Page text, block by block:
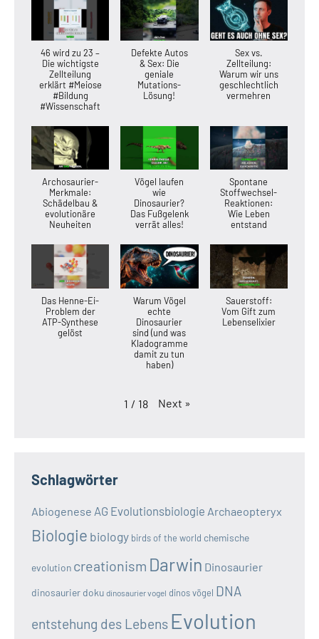
46 wird zu 23 –
Die wichtigste
Zellteilung
erklärt #Meiose
#Bildung
#Wissenschaft
Defekte Autos
& Sex: Die
geniale
Mutations-
Lösung!
Sex vs.
Zellteilung:
Warum wir uns
geschlechtlich
vermehren
Archosaurier-
Merkmale:
Schädelbau &
evolutionäre
Neuheiten
Vögel laufen
wie
Dinosaurier?
Das Fußgelenk
verrät alles!
Spontane
Stoffwechsel-
Reaktionen:
Wie Leben
entstand
Das Henne-Ei-
Problem der
ATP-Synthese
gelöst
Warum Vögel
echte
Dinosaurier
sind (und was
Kladogramme
damit zu tun
haben)
Sauerstoff:
Vom Gift zum
Lebenselixier
1 / 18 Next »
Schlagwörter
Abiogenese AG Evolutionsbiologie Archaeopteryx
Biologie biology birds of the world chemische
evolution creationism Darwin Dinosaurier
dinosaurier doku dinosaurier vogel dinos vögel DNA
entstehung des Lebens Evolution